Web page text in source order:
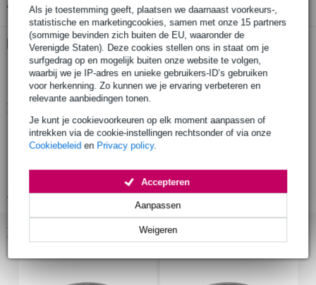
Als je toestemming geeft, plaatsen we daarnaast voorkeurs-,
statistische en marketingcookies, samen met onze 15 partners
(sommige bevinden zich buiten de EU, waaronder de
Verenigde Staten). Deze cookies stellen ons in staat om je
surfgedrag op en mogelijk buiten onze website te volgen,
waarbij we je IP-adres en unieke gebruikers-ID’s gebruiken
voor herkenning. Zo kunnen we je ervaring verbeteren en
relevante aanbiedingen tonen.
Je kunt je cookievoorkeuren op elk moment aanpassen of
intrekken via de cookie-instellingen rechtsonder of via onze
Cookiebeleid en Privacy policy.
Weigeren
Aanpassen
Accepteren
Gratis ophalen in de winkel
Kies nu voor 2 jaar extra Bax Music garantie en meer
voordelen
€ 5,45 eenmalig
Productinformatie
geproduceerd in Europa volgens strenge eisen
gefabriceerd door een fabrikant met meer dan 20 jaar ervaring
productie door gekwalificeerd personeel en geavanceerde lasrobots
Bekijk alle productspecificaties
Bekijk ook eens (10)